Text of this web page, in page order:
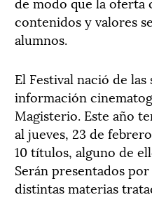
contenidos y valores
alumnos.
El Festival nació de
información
Magisterio. Este año
al jueves, 23 de
10 títulos, alguno de
Serán presentados
distintas materias